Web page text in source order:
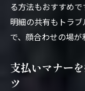
る方法もおすすめ
明細の共有もトラ
で、顔合わせの場が
支払いマナー
ツ